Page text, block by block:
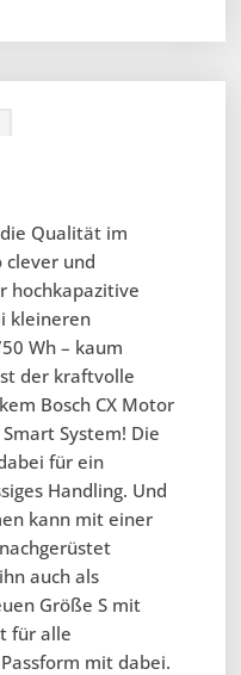
Qualität im
clever und
hochkapazitive
kleineren
Wh – kaum
der kraftvolle
Bosch CX Motor
System! Die
für ein
Handling. Und
kann mit einer
auch als
Größe S mit
für alle
mit dabei.